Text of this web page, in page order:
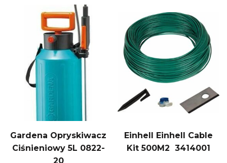
Gardena Opryskiwacz
Ciśnieniowy 5L 0822-
20
Einhell Einhell Cable
Kit 500M2 3414001